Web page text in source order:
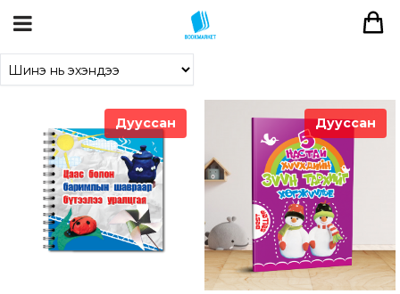
Дууссан Дууссан